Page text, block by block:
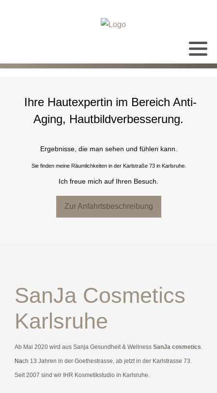
Ihre Hautexpertin im Bereich Anti-
Aging, Hautbildverbesserung.
Ergebnisse, die man sehen und fühlen kann.
Sie finden meine Räumlichkeiten in der Karlstraße 73 in Karlsruhe.
Ich freue mich auf Ihren Besuch.
Zur Anfahrtsbeschreibung
SanJa Cosmetics
Karlsruhe
Ab Mai 2020 wird aus Sanja Gesundheit & Wellness SanJa cosmetics
Nach 13 Jahren in der Goethestrasse, ab jetzt in der Karlstrasse 73.
Seit 2007 sind wir IHR Kosmetikstudio in Karlsruhe.